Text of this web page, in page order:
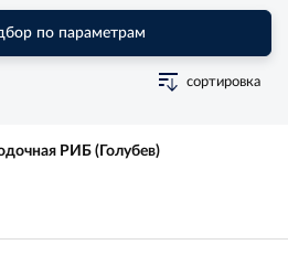
по параметрам
сортировка
РИБ (Голубев)